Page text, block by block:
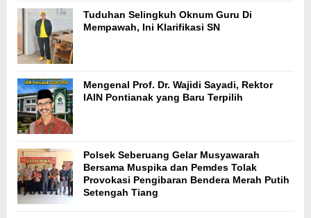
Tuduhan Selingkuh Oknum Guru Di
Mempawah, Ini Klarifikasi SN
Mengenal Prof. Dr. Wajidi Sayadi, Rektor
IAIN Pontianak yang Baru Terpilih
Polsek Seberuang Gelar Musyawarah
Bersama Muspika dan Pemdes Tolak
Provokasi Pengibaran Bendera Merah Putih
Setengah Tiang